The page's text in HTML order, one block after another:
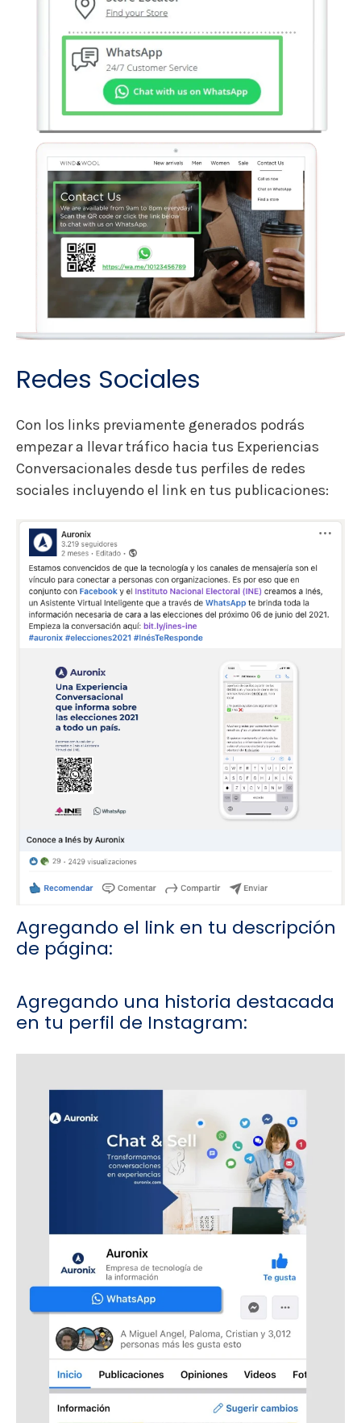
Redes Sociales
Con los links previamente generados podrás
empezar a llevar tráfico hacia tus Experiencias
Conversacionales desde tus perfiles de redes
sociales incluyendo el link en tus publicaciones:
Agregando el link en tu descripción
de página:
Agregando una historia destacada
en tu perfil de Instagram: